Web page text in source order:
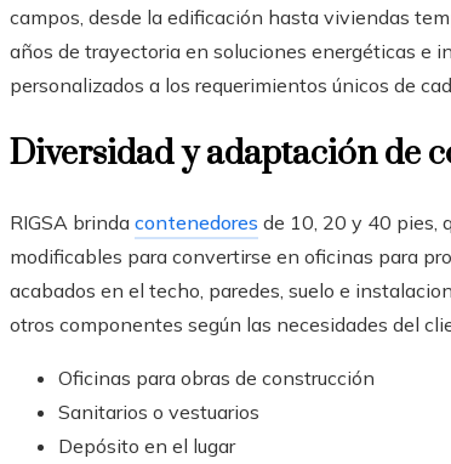
campos, desde la edificación hasta viviendas
años de trayectoria en soluciones energéticas e
personalizados a los requerimientos únicos de
Diversidad y adaptación de
RIGSA brinda contenedores de 10, 20 y 40 pies,
modificables para convertirse en oficinas para
acabados en el techo, paredes, suelo e
otros componentes según las necesidades del
Oficinas para obras de construcción
Sanitarios o vestuarios
Depósito en el lugar